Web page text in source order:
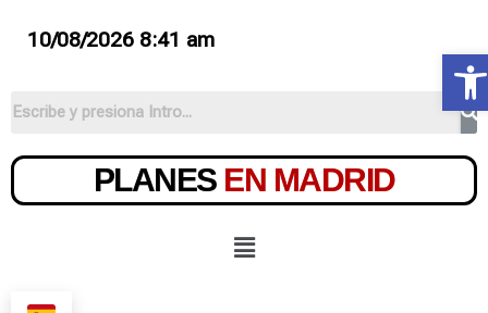
10/08/2026 8:41 am
PLANES EN MADRID